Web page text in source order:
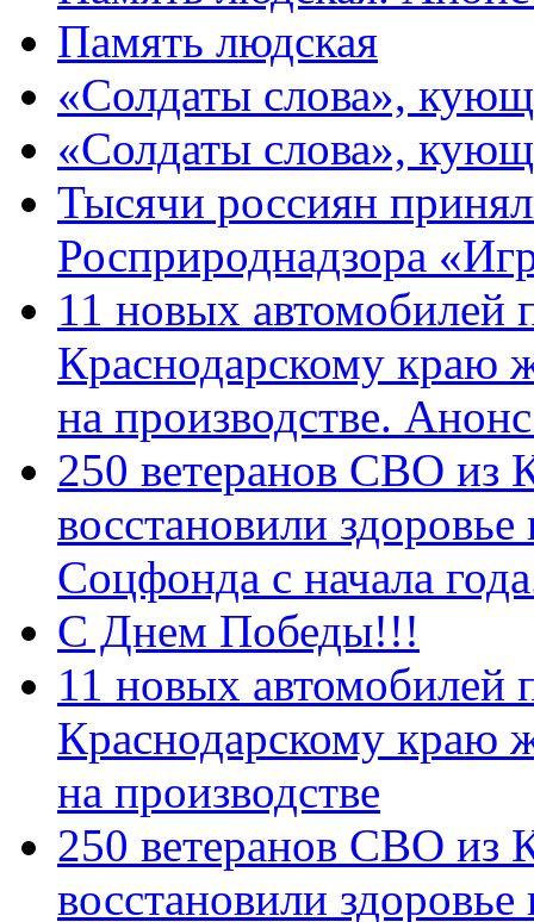
Память людская
«Солдаты слова»,
«Солдаты слова»,
Тысячи россиян
Росприроднадзора
11 новых автомобилей
Краснодарскому краю
на производстве.
250 ветеранов СВО из
восстановили
Соцфонда с начала
С Днем Победы!!!
11 новых автомобилей
Краснодарскому краю
на производстве
250 ветеранов СВО из
восстановили